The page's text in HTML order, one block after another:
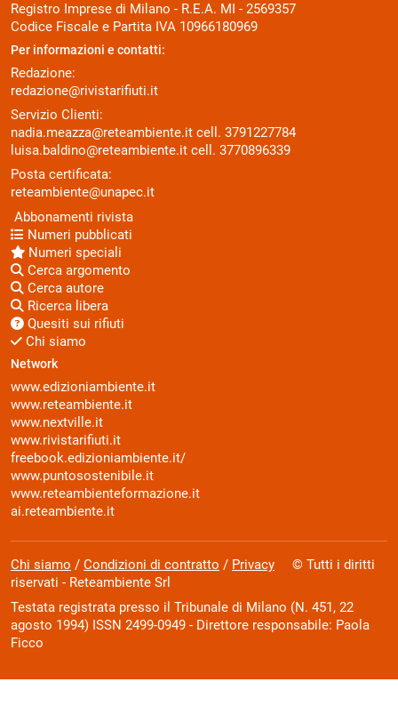
Registro Imprese di Milano - R.E.A. MI - 2569357
Codice Fiscale e Partita IVA 10966180969
Per informazioni e contatti:
Redazione:
redazione@rivistarifiuti.it
Servizio Clienti:
nadia.meazza@reteambiente.it cell. 3791227784
luisa.baldino@reteambiente.it cell. 3770896339
Posta certificata:
reteambiente@unapec.it
Abbonamenti rivista
Numeri pubblicati
Numeri speciali
Cerca argomento
Cerca autore
Ricerca libera
Quesiti sui rifiuti
Chi siamo
Network
www.edizioniambiente.it
www.reteambiente.it
www.nextville.it
www.rivistarifiuti.it
freebook.edizioniambiente.it/
www.puntosostenibile.it
www.reteambienteformazione.it
ai.reteambiente.it
Chi siamo / Condizioni di contratto / Privacy © Tutti i diritti
riservati - Reteambiente Srl
Testata registrata presso il Tribunale di Milano (N. 451, 22
agosto 1994) ISSN 2499-0949 - Direttore responsabile: Paola
Ficco